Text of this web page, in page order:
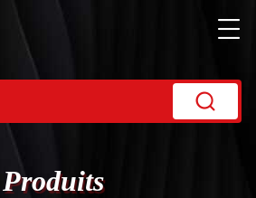
Produits